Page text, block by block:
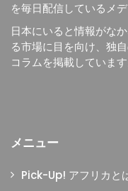
を毎日配信しているメデ
日本にいると情報がな
る市場に目を向け、独
コラムを掲載しています
メニュー
Pick-Up! アフリカと